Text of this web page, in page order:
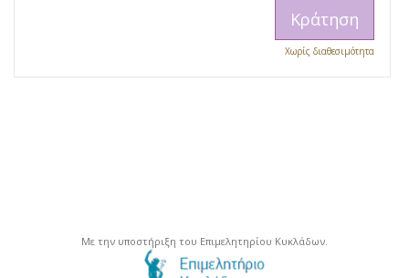
Κράτηση
Χωρίς διαθεσιμότητα
Με την υποστήριξη του Επιμελητηρίου Κυκλάδων.